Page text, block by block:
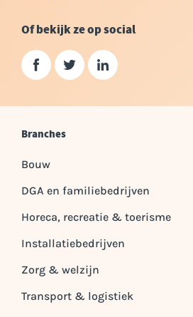
Of bekijk ze op social
Branches
Bouw
DGA en familiebedrijven
Horeca, recreatie & toerisme
Installatiebedrijven
Zorg & welzijn
Transport & logistiek